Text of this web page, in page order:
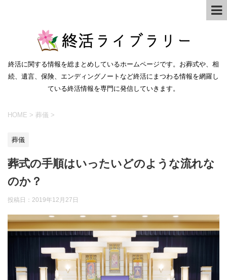
終活に関する情報を総まとめしているホームページです。お葬式や、相
続、遺言、保険、エンディングノートなど終活にまつわる情報を網羅し
ている終活情報を専門に発信していきます。
HOME > 葬儀 >
葬儀
葬式の手順はいったいどのような流れな
のか？
投稿日： 2019年12月27日